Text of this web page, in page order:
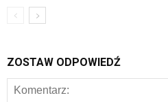
ZOSTAW ODPOWIEDŹ